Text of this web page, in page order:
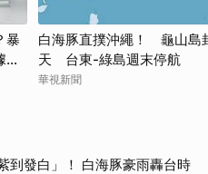
暴
白海豚直撲沖繩！ 龜山島
天 台東-綠島週末停航
華視新聞
到發白」！ 白海豚豪雨轟台時